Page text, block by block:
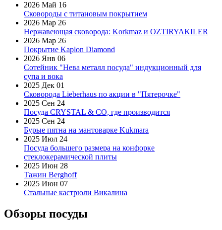
2026 Май 16
Сковороды с титановым покрытием
2026 Мар 26
Нержавеющая сковорода: Korkmaz и OZTIRYAKILER
2026 Мар 26
Покрытие Kaplon Diamond
2026 Янв 06
Сотейник "Нева металл посуда" индукционный для
супа и вока
2025 Дек 01
Сковорода Lieberhaus по акции в "Пятерочке"
2025 Сен 24
Посуда CRYSTAL & CO, где производится
2025 Сен 24
Бурые пятна на мантоварке Kukmara
2025 Июл 24
Посуда большего размера на конфорке
стеклокерамической плиты
2025 Июн 28
Тажин Berghoff
2025 Июн 07
Стальные кастрюли Викалина
Обзоры посуды